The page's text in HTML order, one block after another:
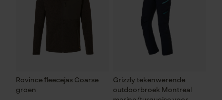
Rovince fleecejas Coarse
groen
Grizzly tekenwerende
outdoorbroek Montreal